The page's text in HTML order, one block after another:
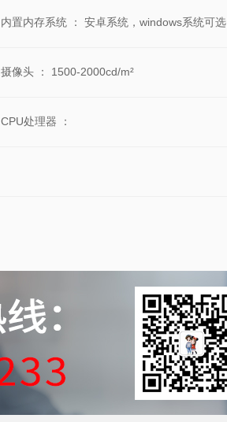
内置内存系统 ： 安卓系统，windows系统可选
摄像头 ： 1500-2000cd/m²
CPU处理器 ：